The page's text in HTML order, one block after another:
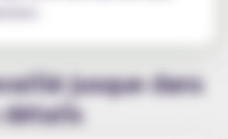
jusque dans